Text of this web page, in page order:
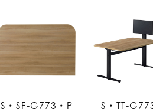
S・SF-G773・P S・TT-